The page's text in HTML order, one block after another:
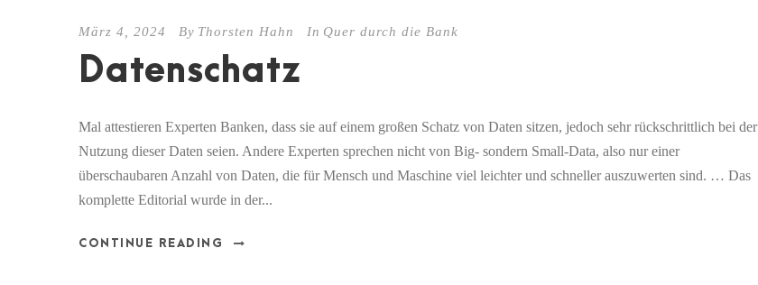
März 4, 2024 By Thorsten Hahn In Quer durch die Bank
Datenschatz
Mal attestieren Experten Banken, dass sie auf einem großen Schatz von Daten sitzen, jedoch sehr rückschrittlich bei der
Nutzung dieser Daten seien. Andere Experten sprechen nicht von Big- sondern Small-Data, also nur einer
überschaubaren Anzahl von Daten, die für Mensch und Maschine viel leichter und schneller auszuwerten sind. … Das
komplette Editorial wurde in der...
CONTINUE READING